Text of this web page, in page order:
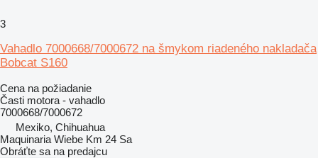
3
Vahadlo 7000668/7000672 na šmykom riadeného nakladača
Bobcat S160
Cena na požiadanie
Časti motora - vahadlo
7000668/7000672
Mexiko, Chihuahua
Maquinaria Wiebe Km 24 Sa
Obráťte sa na predajcu